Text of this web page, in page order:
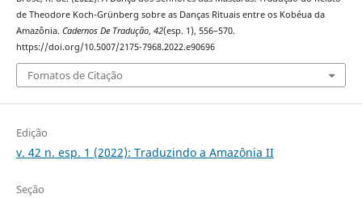
de Theodore Koch-Grünberg sobre as Danças Rituais entre os Kobéua da
Amazônia. Cadernos De Tradução, 42(esp. 1), 556–570.
https://doi.org/10.5007/2175-7968.2022.e90696
Fomatos de Citação
Edição
v. 42 n. esp. 1 (2022): Traduzindo a Amazônia II
Seção